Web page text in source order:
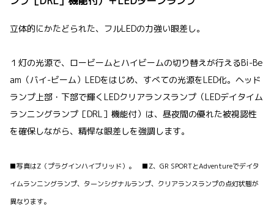
立体的にかたどられた、フルLEDの力強い眼差し。
１灯の光源で、ロービームとハイビームの切り替えが行えるBi-Be
am（バイ-ビーム）LEDをはじめ、すべての光源をLED化。ヘッド
ランプ上部・下部で輝くLEDクリアランスランプ（LEDデイタイム
ランニングランプ［DRL］機能付）は、昼夜間の優れた被視認性
を確保しながら、精悍な眼差しを強調します。
■写真はZ（プラグインハイブリッド）。 ■Z、GR SPORTとAdventureでデイタ
イムランニングランプ、ターンシグナルランプ、クリアランスランプの点灯状態が
異なります。